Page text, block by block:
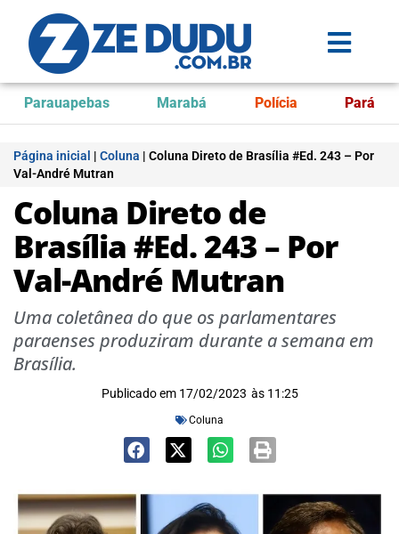
Parauapebas Marabá Polícia Pará
Página inicial | Coluna | Coluna Direto de Brasília #Ed. 243 – Por
Val-André Mutran
Coluna Direto de
Brasília #Ed. 243 – Por
Val-André Mutran
Uma coletânea do que os parlamentares
paraenses produziram durante a semana em
Brasília.
Publicado em 17/02/2023 às 11:25
Coluna